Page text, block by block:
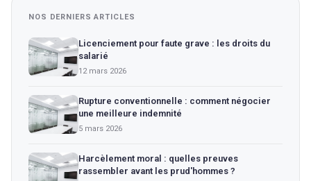
NOS DERNIERS ARTICLES
Licenciement pour faute grave : les droits du
salarié
12 mars 2026
Rupture conventionnelle : comment négocier
une meilleure indemnité
5 mars 2026
Harcèlement moral : quelles preuves
rassembler avant les prud'hommes ?